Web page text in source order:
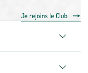
Je rejoins le Club